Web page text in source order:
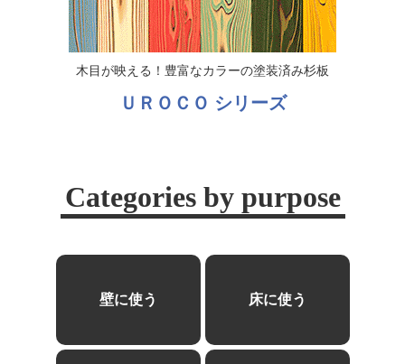
木目が映える！豊富なカラーの塗装済み杉板
ＵＲＯＣＯ シリーズ
Categories by purpose
壁に使う 床に使う